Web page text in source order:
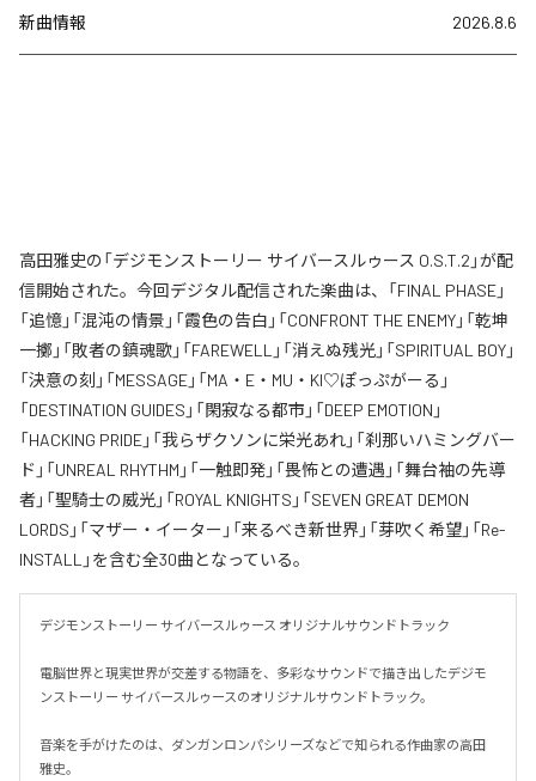
新曲情報 2026.8.6
高田雅史の「デジモンストーリー サイバースルゥース O.S.T.2」が配
信開始された。今回デジタル配信された楽曲は、「FINAL PHASE」
「追憶」「混沌の情景」「霞色の告白」「CONFRONT THE ENEMY」「乾坤
一擲」「敗者の鎮魂歌」「FAREWELL」「消えぬ残光」「SPIRITUAL BOY」
「決意の刻」「MESSAGE」「MA・E・MU・KI♡ぽっぷがーる」
「DESTINATION GUIDES」「閑寂なる都市」「DEEP EMOTION」
「HACKING PRIDE」「我らザクソンに栄光あれ」「刹那いハミングバー
ド」「UNREAL RHYTHM」「一触即発」「畏怖との遭遇」「舞台袖の先導
者」「聖騎士の威光」「ROYAL KNIGHTS」「SEVEN GREAT DEMON
LORDS」「マザー・イーター」「来るべき新世界」「芽吹く希望」「Re-
INSTALL」を含む全30曲となっている。
デジモンストーリー サイバースルゥース オリジナルサウンドトラック
電脳世界と現実世界が交差する物語を、多彩なサウンドで描き出したデジモ
ンストーリー サイバースルゥースのオリジナルサウンドトラック。
音楽を手がけたのは、ダンガンロンパシリーズなどで知られる作曲家の高田
雅史。